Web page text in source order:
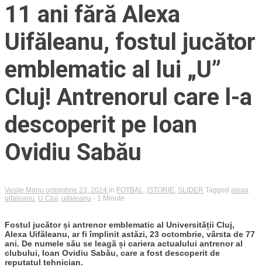
11 ani fără Alexa
Uifăleanu, fostul jucător
emblematic al lui „U”
Cluj! Antrenorul care l-a
descoperit pe Ioan
Ovidiu Sabău
Vasile Manu octombrie 23, 2024 in FOTBAL ISTORIE SLIDER Tagged alexa
uifaleanu U Cluj uifaleanu - 1 Minute
Fostul jucător și antrenor emblematic al Universității Cluj,
Alexa Uifăleanu, ar fi împlinit astăzi, 23 octombrie, vârsta de 77
ani. De numele său se leagă și cariera actualului antrenor al
clubului, Ioan Ovidiu Sabău, care a fost descoperit de
reputatul tehnician.